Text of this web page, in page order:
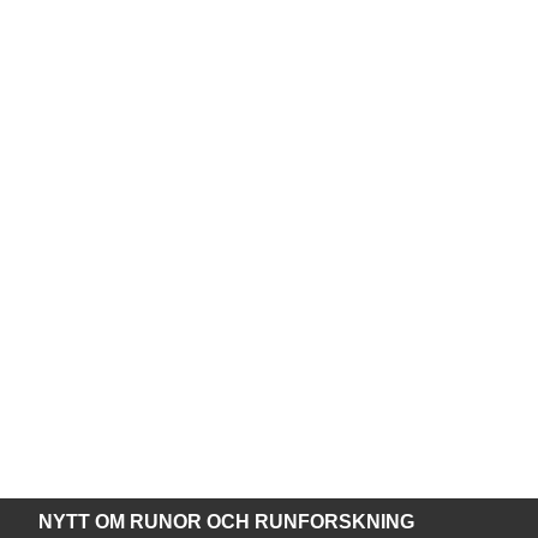
NYTT OM RUNOR OCH RUNFORSKNING